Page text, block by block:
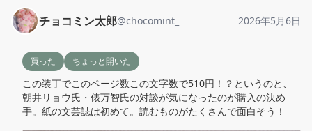
チョコミン太郎@chocomint_ 2026年5月6日
買った ちょっと開いた
この装丁でこのページ数この文字数で510円！？というのと、
朝井リョウ氏・俵万智氏の対談が気になったのが購入の決め
手。紙の文芸誌は初めて。読むものがたくさんで面白そう！